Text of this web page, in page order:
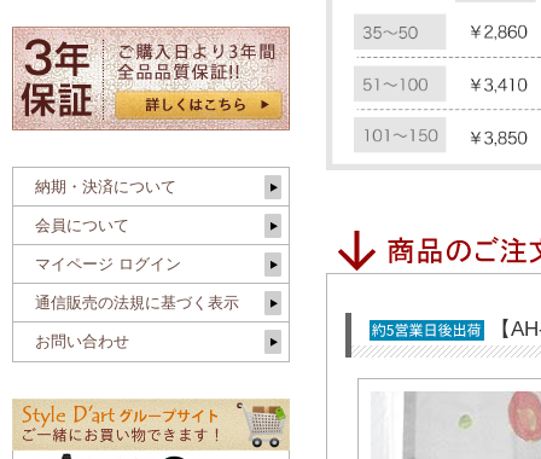
【
納期・決済について
会員について
マイページ ログイン
通信販売の法規に基づく表示
お問い合わせ